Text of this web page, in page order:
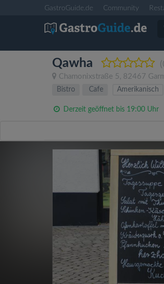
GastroGuide.de Community
Qawha
Chamonixstraße 5 , 82467
Bistro
Cafe Amerikanisch
Derzeit geöffnet bis 19:00 Uhr